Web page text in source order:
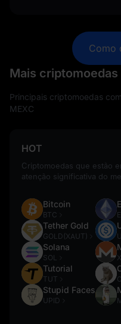
Como
Mais
Principais criptomoedas
MEXC
HOT
Criptomoedas que estão
atenção significativa do
Bitcoin
BTC
Tether Gold
GOLD(XAUT)
Solana
SOL
Tutorial
TUT
Stupid Faces
UPID